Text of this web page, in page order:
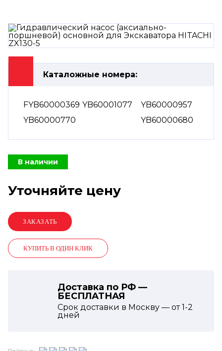
Каталожные номера:
FYB60000369 YB60001077
YB60000957
YB60000770
YB60000680
В наличии
Уточняйте цену
КУПИТЬ В ОДИН КЛИК
Доставка по РФ —
БЕСПЛАТНАЯ
Срок доставки в Москву — от1-2
дней